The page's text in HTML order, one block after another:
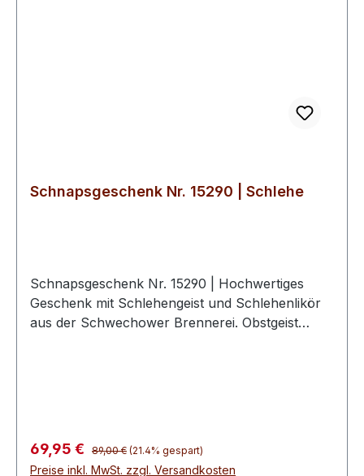
Schnapsgeschenk Nr. 15290 | Schlehe
Schnapsgeschenk Nr. 15290 | Hochwertiges
Geschenk mit Schlehengeist und Schlehenlikör
aus der Schwechower Brennerei. Obstgeist
BrennereiführungSchnapsgeschenke der
Schwechower ObstbrennereiDie
Verkaufspreis:
69,95 € Regulärer Preis:
89,00 € (21.4% gespart)
Preise inkl. MwSt. zzgl. Versandkosten